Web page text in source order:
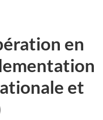
en
et